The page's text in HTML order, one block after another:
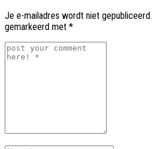
Je e-mailadres wordt niet gepubliceerd.
gemarkeerd met *